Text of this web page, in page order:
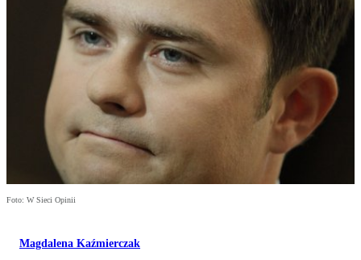
Foto: W Sieci Opinii
Magdalena Kaźmierczak